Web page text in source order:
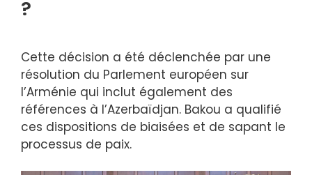
?
Cette décision a été déclenchée par une
résolution du Parlement européen sur
l’Arménie qui inclut également des
références à l’Azerbaïdjan. Bakou a qualifié
ces dispositions de biaisées et de sapant le
processus de paix.